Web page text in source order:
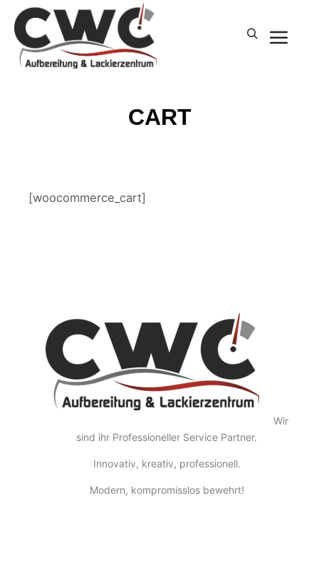
CART
[woocommerce_cart]
Wir
sind ihr Professioneller Service Partner.
Innovativ, kreativ, professionell.
Modern, kompromisslos bewehrt!